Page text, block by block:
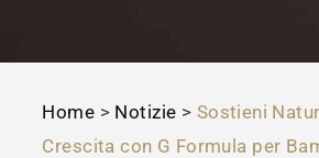
Home > Notizie > Sostieni
Crescita con G Formula per